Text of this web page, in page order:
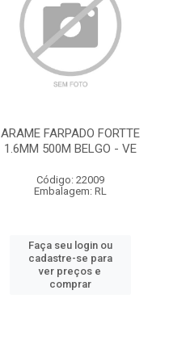
ARAME FARPADO FORTTE
1.6MM 500M BELGO - VE
Código: 22009
Embalagem: RL
Faça seu login ou
cadastre-se para
ver preços e
comprar